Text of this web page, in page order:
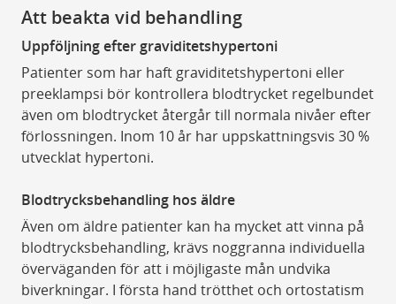
Att beakta vid behandling
Uppföljning efter graviditetshypertoni
Patienter som har haft graviditetshypertoni eller
preeklampsi bör kontrollera blodtrycket regelbundet
även om blodtrycket återgår till normala nivåer efter
förlossningen. Inom 10 år har uppskattningsvis 30 %
utvecklat hypertoni.
Blodtrycksbehandling hos äldre
Även om äldre patienter kan ha mycket att vinna på
blodtrycksbehandling, krävs noggranna individuella
överväganden för att i möjligaste mån undvika
biverkningar. I första hand trötthet och ortostatism